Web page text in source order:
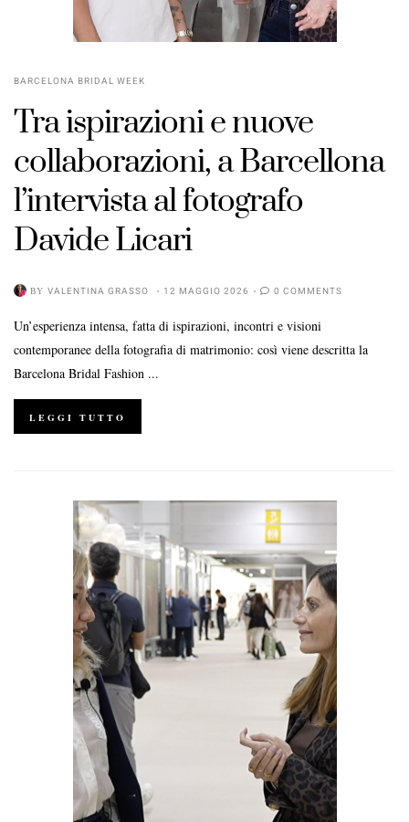
BARCELONA BRIDAL WEEK
Tra ispirazioni e nuove
collaborazioni, a Barcellona
l’intervista al fotografo
Davide Licari
BY VALENTINA GRASSO 12 MAGGIO 2026 0 COMMENTS
Un’esperienza intensa, fatta di ispirazioni, incontri e visioni
contemporanee della fotografia di matrimonio: così viene descritta la
Barcelona Bridal Fashion ...
LEGGI TUTTO